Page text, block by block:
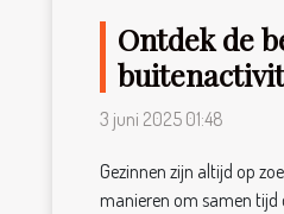
Ontdek de
gezinnen
3 juni 2025 01:48
Gezinnen zijn altijd op
manieren om samen tijd